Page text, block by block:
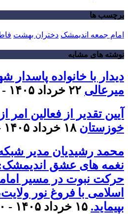
برچسب ها
امام جمعه اندیمشک دختران بهشت
نوشته های مشابه
دیدار با خانواده
میرعالی ۲۲ خرداد ۱۴۰۵ - ۲۲:۴۴
آیین تقدیر از فعالین امر
خوزستان ۱۸ خرداد ۱۴۰۵ - ۱۹:۱۹
محمد رشیدیان مدیر
نغمه های عشق اندیمشک:
حرکت نبوت در مسیر
اسلامی با فروغ نور
بپیماید. ۱۵ خرداد ۱۴۰۵ - ۱۱:۱۰